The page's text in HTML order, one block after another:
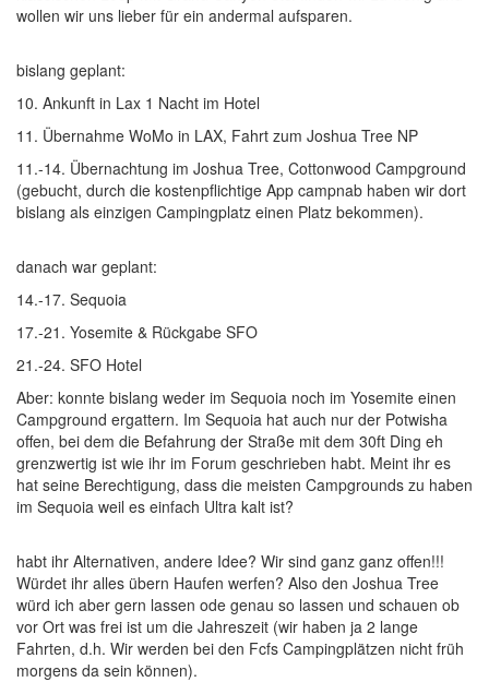
wollen wir uns lieber für ein andermal aufsparen.
bislang geplant:
10. Ankunft in Lax 1 Nacht im Hotel
11. Übernahme WoMo in LAX, Fahrt zum Joshua Tree NP
11.-14. Übernachtung im Joshua Tree, Cottonwood Campground
(gebucht, durch die kostenpflichtige App campnab haben wir dort
bislang als einzigen Campingplatz einen Platz bekommen).
danach war geplant:
14.-17. Sequoia
17.-21. Yosemite & Rückgabe SFO
21.-24. SFO Hotel
Aber: konnte bislang weder im Sequoia noch im Yosemite einen
Campground ergattern. Im Sequoia hat auch nur der Potwisha
offen, bei dem die Befahrung der Straße mit dem 30ft Ding eh
grenzwertig ist wie ihr im Forum geschrieben habt. Meint ihr es
hat seine Berechtigung, dass die meisten Campgrounds zu haben
im Sequoia weil es einfach Ultra kalt ist?
habt ihr Alternativen, andere Idee? Wir sind ganz ganz offen!!!
Würdet ihr alles übern Haufen werfen? Also den Joshua Tree
würd ich aber gern lassen ode genau so lassen und schauen ob
vor Ort was frei ist um die Jahreszeit (wir haben ja 2 lange
Fahrten, d.h. Wir werden bei den Fcfs Campingplätzen nicht früh
morgens da sein können).